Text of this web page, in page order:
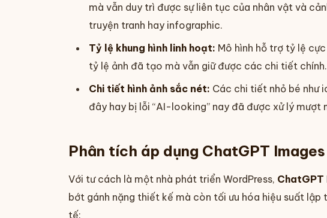
mà vẫn duy trì được sự liên tục của nhân vật và
truyện tranh hay infographic.
Tỷ lệ khung hình linh hoạt: Mô hình hỗ trợ tỷ lệ
tỷ lệ ảnh đã tạo mà vẫn giữ được các chi tiết chính.
Chi tiết hình ảnh sắc nét: Các chi tiết nhỏ bé như
đây hay bị lỗi “AI-looking” nay đã được xử lý mượt
Phân tích áp dụng ChatGPT
Với tư cách là một nhà phát triển WordPress, ChatGPT
bớt gánh nặng thiết kế mà còn tối ưu hóa hiệu suất lập
tế: